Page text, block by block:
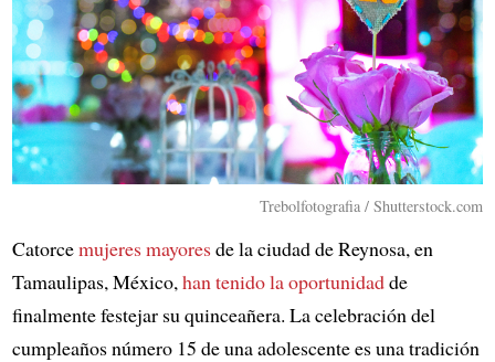
Trebolfotografia / Shutterstock.com
Catorcemujeres mayoresde la ciudad de Reynosa, en
Tamaulipas, México, han tenido la oportunidadde
finalmente festejar su quinceañera. La celebración del
cumpleaños número 15 de una adolescente es una tradición